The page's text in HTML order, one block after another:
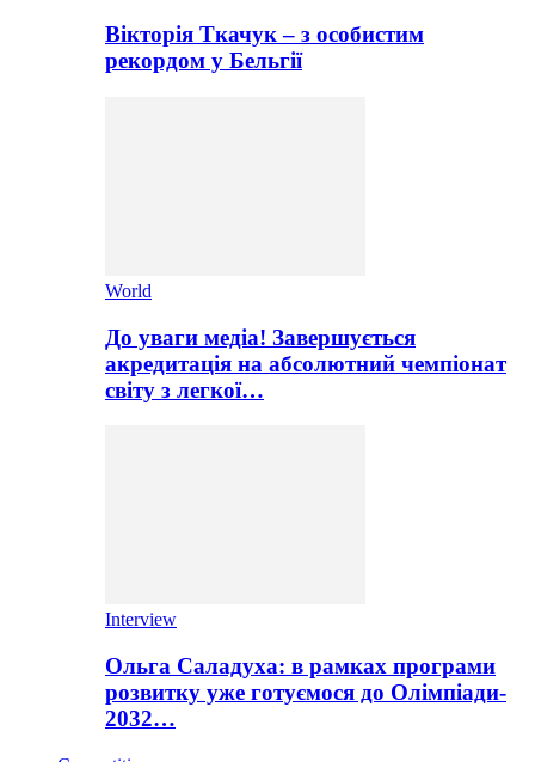
Вікторія Ткачук – з особистим
рекордом у Бельгії
World
До уваги медіа! Завершується
акредитація на абсолютний чемпіонат
світу з легкої…
Interview
Ольга Саладуха: в рамках програми
розвитку уже готуємося до Олімпіади-
2032…